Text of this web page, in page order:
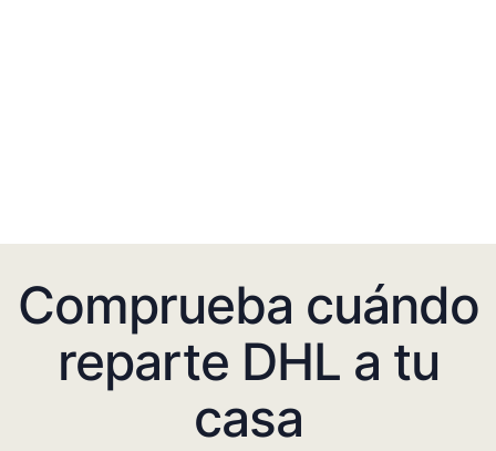
Comprueba cuándo
reparte DHL a tu
casa